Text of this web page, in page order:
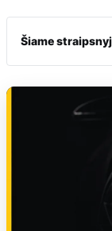
Šiame